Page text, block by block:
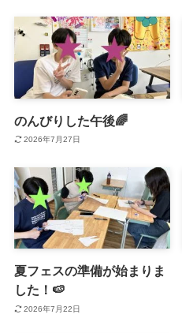
のんびりした午後🌈
2026年7月27日
夏フェスの準備が始まりま
した！🍉
2026年7月22日